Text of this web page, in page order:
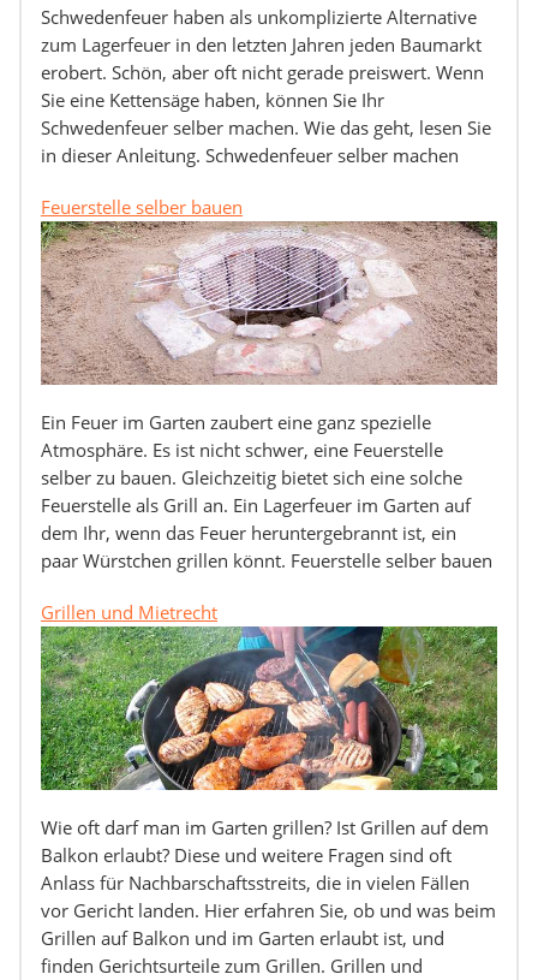
Schwedenfeuer haben als unkomplizierte Alternative
zum Lagerfeuer in den letzten Jahren jeden Baumarkt
erobert. Schön, aber oft nicht gerade preiswert. Wenn
Sie eine Kettensäge haben, können Sie Ihr
Schwedenfeuer selber machen. Wie das geht, lesen Sie
in dieser Anleitung. Schwedenfeuer selber machen
Feuerstelle selber bauen
Ein Feuer im Garten zaubert eine ganz spezielle
Atmosphäre. Es ist nicht schwer, eine Feuerstelle
selber zu bauen. Gleichzeitig bietet sich eine solche
Feuerstelle als Grill an. Ein Lagerfeuer im Garten auf
dem Ihr, wenn das Feuer heruntergebrannt ist, ein
paar Würstchen grillen könnt. Feuerstelle selber bauen
Grillen und Mietrecht
Wie oft darf man im Garten grillen? Ist Grillen auf dem
Balkon erlaubt? Diese und weitere Fragen sind oft
Anlass für Nachbarschaftsstreits, die in vielen Fällen
vor Gericht landen. Hier erfahren Sie, ob und was beim
Grillen auf Balkon und im Garten erlaubt ist, und
finden Gerichtsurteile zum Grillen. Grillen und